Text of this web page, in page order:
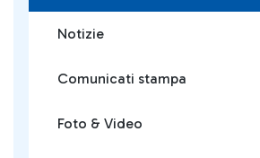
Notizie
Comunicati stampa
Foto & Video